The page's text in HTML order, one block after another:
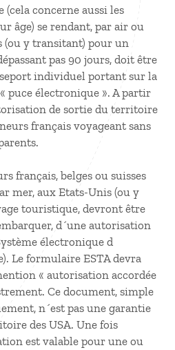
(cela concerne aussi les
âge) se rendant, par air ou
(ou y transitant) pour un
pas 90 jours, doit être
individuel portant sur la
puce électronique ». A partir
de sortie du territoire
français voyageant sans
français, belges ou suisses
mer, aux Etats-Unis (ou y
touristique, devront être
d´une autorisation
électronique d
Le formulaire ESTA devra
« autorisation accordée
Ce document, simple
n´est pas une garantie
des USA. Une fois
est valable pour une ou